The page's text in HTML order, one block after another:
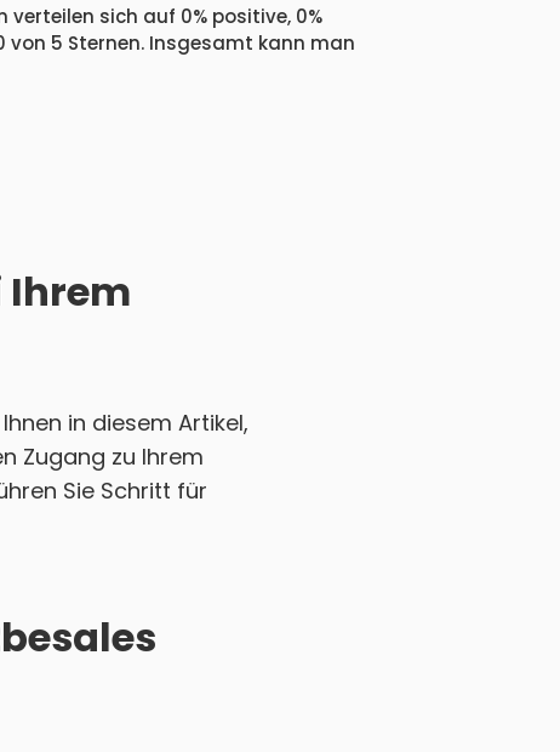
sich auf 0% positive, 0%
5 Sternen. Insgesamt kann man
Ihrem
in diesem Artikel,
Zugang zu Ihrem
Sie Schritt für